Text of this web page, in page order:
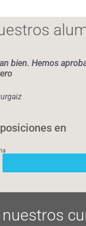
bien. Hemos
en